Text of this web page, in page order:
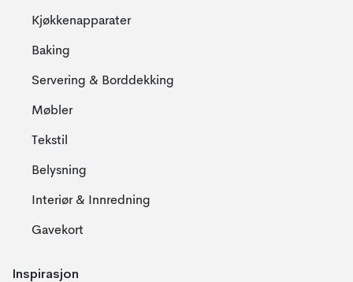
Kjøkkenapparater
Baking
Servering & Borddekking
Møbler
Tekstil
Belysning
Interiør & Innredning
Gavekort
Inspirasjon